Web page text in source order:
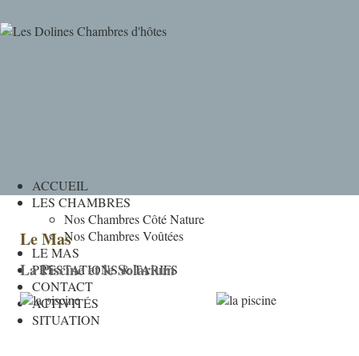
ACCUEIL
LES CHAMBRES
Nos Chambres Côté Nature
Nos Chambres Voûtées
LE MAS
PRESTATIONS & TARIFS
CONTACT
ACTIVITÉS
SITUATION
Le Mas
La Piscine et le Solarium